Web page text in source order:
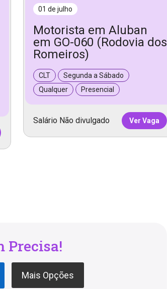
01 de julho
Motorista em Aluban
em GO-060 (Rodovia dos
Romeiros)
CLT
Segunda a Sábado
Qualquer
Presencial
Salário Não divulgado Ver Vaga
Precisa!
Mais Opções